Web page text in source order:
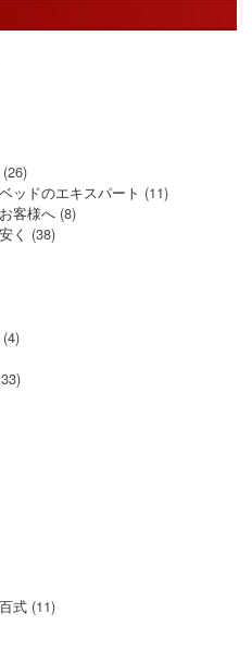
(26)
ッドのエキスパート (11)
客様へ (8)
く (38)
(4)
式 (11)